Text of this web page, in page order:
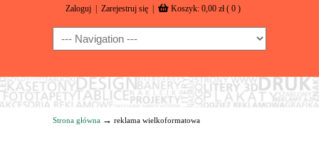
Zaloguj Zarejestruj się Koszyk: 0,00 zł ( 0 )
Navigation
Strona główna → reklama wielkoformatowa